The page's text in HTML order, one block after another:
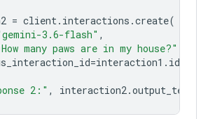
= client. interactions .create(
3.6-flash" ,
many paws are in my house?"
=interaction1 . id
2:" , interaction2.output_text